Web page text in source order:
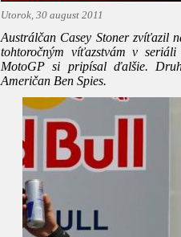
Utorok, 30 august 2011
Austrálčan Casey Stoner zvíťazil
tohtoročným víťazstvám v
MotoGP si pripísal ďalšie.
Američan Ben Spies.